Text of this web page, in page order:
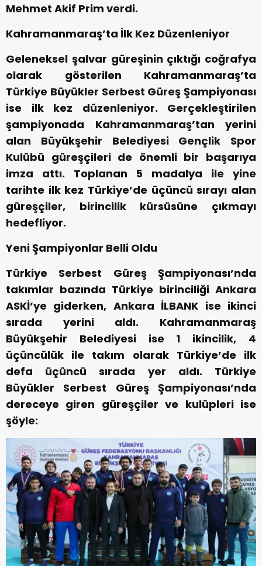
Mehmet Akif Prim verdi.
Kahramanmaraş’ta İlk Kez Düzenleniyor
Geleneksel şalvar güreşinin çıktığı coğrafya
olarak gösterilen Kahramanmaraş’ta
Türkiye Büyükler Serbest Güreş Şampiyonası
ise ilk kez düzenleniyor. Gerçekleştirilen
şampiyonada Kahramanmaraş’tan yerini
alan Büyükşehir Belediyesi Gençlik Spor
Kulübü güreşçileri de önemli bir başarıya
imza attı. Toplanan 5 madalya ile yine
tarihte ilk kez Türkiye’de üçüncü sırayı alan
güreşçiler, birincilik kürsüsüne çıkmayı
hedefliyor.
Yeni Şampiyonlar Belli Oldu
Türkiye Serbest Güreş Şampiyonası’nda
takımlar bazında Türkiye birinciliği Ankara
ASKİ’ye giderken, Ankara İLBANK ise ikinci
sırada yerini aldı. Kahramanmaraş
Büyükşehir Belediyesi ise 1 ikincilik, 4
üçüncülük ile takım olarak Türkiye’de ilk
defa üçüncü sırada yer aldı. Türkiye
Büyükler Serbest Güreş Şampiyonası’nda
dereceye giren güreşçiler ve kulüpleri ise
şöyle: